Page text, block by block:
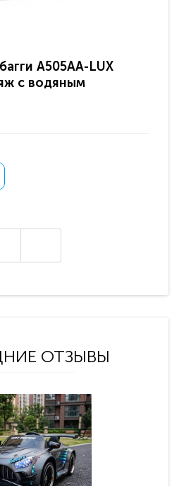
A505AA-LUX
с водяным
ОТЗЫВЫ